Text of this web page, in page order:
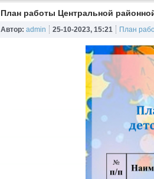
План работы Центральной
Автор: admin 25-10-2023, 15:21 План